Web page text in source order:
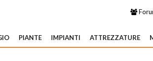
PIANTE IMPIANTI ATTREZZATURE